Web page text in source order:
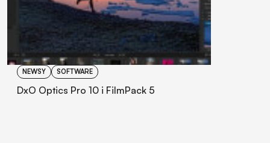
NEWSY SOFTWARE
DxO Optics Pro 10 i FilmPack 5